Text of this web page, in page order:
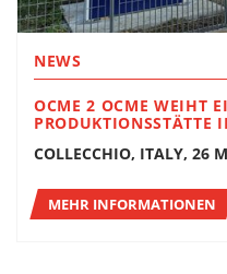
NEWS
OCME 2 OCME WEIHT
PRODUKTIONSSTÄTTE
COLLECCHIO, ITALY, 26
MEHR INFORMATIONEN